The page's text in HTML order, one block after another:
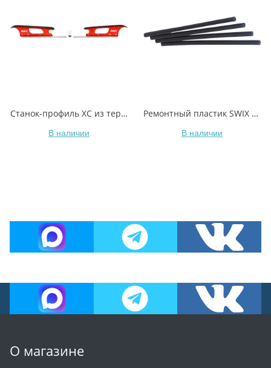
Станок-профиль XC из термопластика, две части, T0766 вес 1,4 кг
В наличии
Ремонтный пластик SWIX T1716 черный 6mm 4 шт., 35гр
В наличии
О магазине